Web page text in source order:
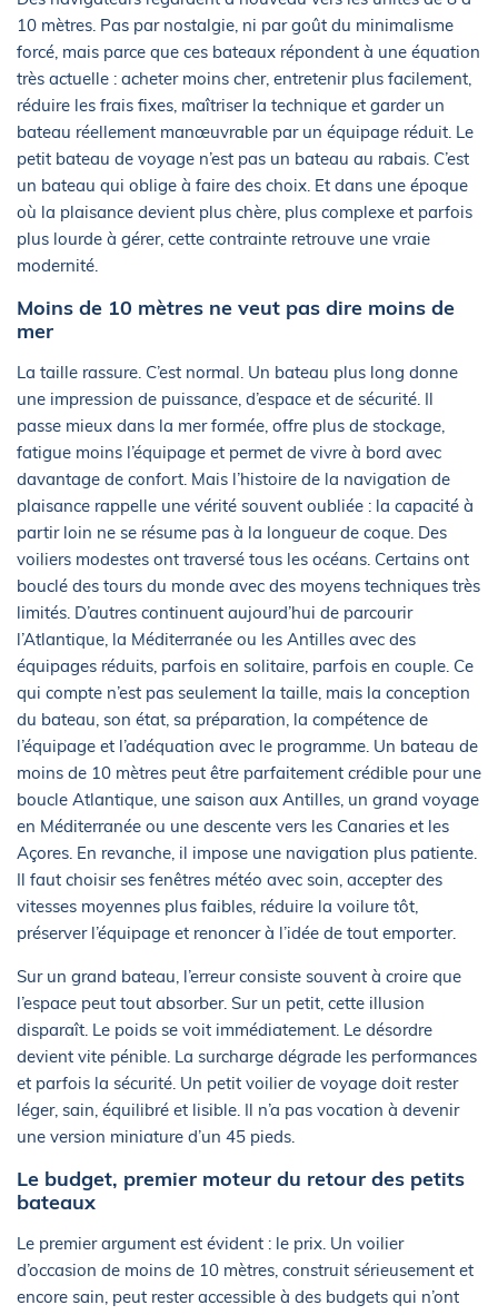
10 mètres. Pas par nostalgie, ni par goût du minimalisme
forcé, mais parce que ces bateaux répondent à une équation
très actuelle : acheter moins cher, entretenir plus facilement,
réduire les frais fixes, maîtriser la technique et garder un
bateau réellement manœuvrable par un équipage réduit. Le
petit bateau de voyage n’est pas un bateau au rabais. C’est
un bateau qui oblige à faire des choix. Et dans une époque
où la plaisance devient plus chère, plus complexe et parfois
plus lourde à gérer, cette contrainte retrouve une vraie
modernité.
Moins de 10 mètres ne veut pas dire moins de
mer
La taille rassure. C’est normal. Un bateau plus long donne
une impression de puissance, d’espace et de sécurité. Il
passe mieux dans la mer formée, offre plus de stockage,
fatigue moins l’équipage et permet de vivre à bord avec
davantage de confort. Mais l’histoire de la navigation de
plaisance rappelle une vérité souvent oubliée : la capacité à
partir loin ne se résume pas à la longueur de coque. Des
voiliers modestes ont traversé tous les océans. Certains ont
bouclé des tours du monde avec des moyens techniques très
limités. D’autres continuent aujourd’hui de parcourir
l’Atlantique, la Méditerranée ou les Antilles avec des
équipages réduits, parfois en solitaire, parfois en couple. Ce
qui compte n’est pas seulement la taille, mais la conception
du bateau, son état, sa préparation, la compétence de
l’équipage et l’adéquation avec le programme. Un bateau de
moins de 10 mètres peut être parfaitement crédible pour une
boucle Atlantique, une saison aux Antilles, un grand voyage
en Méditerranée ou une descente vers les Canaries et les
Açores. En revanche, il impose une navigation plus patiente.
Il faut choisir ses fenêtres météo avec soin, accepter des
vitesses moyennes plus faibles, réduire la voilure tôt,
préserver l’équipage et renoncer à l’idée de tout emporter.
Sur un grand bateau, l’erreur consiste souvent à croire que
l’espace peut tout absorber. Sur un petit, cette illusion
disparaît. Le poids se voit immédiatement. Le désordre
devient vite pénible. La surcharge dégrade les performances
et parfois la sécurité. Un petit voilier de voyage doit rester
léger, sain, équilibré et lisible. Il n’a pas vocation à devenir
une version miniature d’un 45 pieds.
Le budget, premier moteur du retour des petits
bateaux
Le premier argument est évident : le prix. Un voilier
d’occasion de moins de 10 mètres, construit sérieusement et
encore sain, peut rester accessible à des budgets qui n’ont